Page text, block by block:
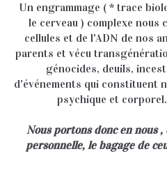
Un engrammage ( * trace
le cerveau ) complexe nous
cellules et de l'ADN de nos
parents et vécu
génocides, deuils,
d'événements qui constituent
psychique et
Nous portons donc en nous
personnelle, le bagage de